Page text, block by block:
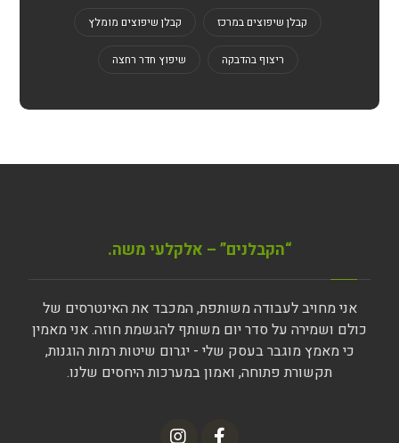
קבלן שיפוצים במרכז קבלן שיפוצים מומלץ
ריצוף בהדבקה שיפוץ חדר רחצה
“הקבלנים” – אלקלעי משה.
אני מחויב לעבודה משותפת, המכבד את האינטרסים של
כולם ושמירה על סדר יום משותף להגשמת חוזה. אני מאמין
כי מאמץ מוגבר בעסק שלי - יגרום שיטות רמות הוגנות,
תקשורת פתוחה, ואמון במערכות היחסים שלנו.